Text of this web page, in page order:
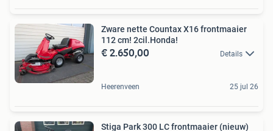
Zware nette Countax X16 frontmaaier
112 cm! 2cil.Honda!
€ 2.650,00 Details
Heerenveen 25 jul 26
Stiga Park 300 LC frontmaaier (nieuw)